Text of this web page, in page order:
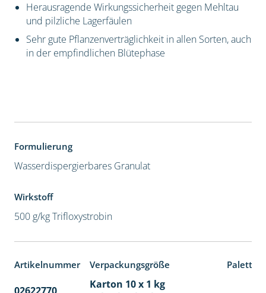
Herausragende Wirkungssicherheit gegen Mehltau
und pilzliche Lagerfäulen
Sehr gute Pflanzenverträglichkeit in allen Sorten, auch
in der empfindlichen Blütephase
Formulierung
Wasserdispergierbares Granulat
Wirkstoff
500 g/kg Trifloxystrobin
Artikelnummer Verpackungsgröße
Karton 10 x 1 kg